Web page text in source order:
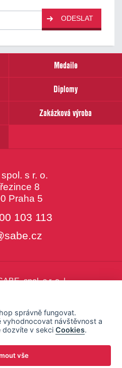
ODESLAT
Medaile
Diplomy
Zakázková výroba
s r. o.
8
Praha 5
103 113
spol. s r. o. |
správně fungovat.
vyhodnocovat návštěvnost a
dozvíte v sekciCookies.
vše